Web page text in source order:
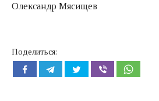
Олександр Мясищев
Поделиться: